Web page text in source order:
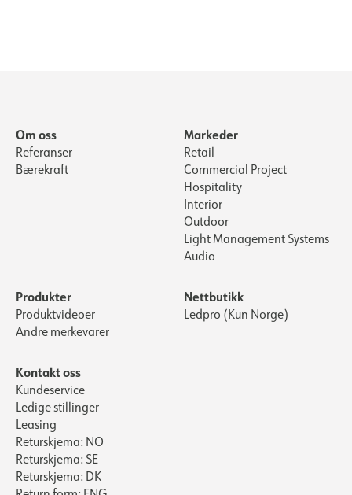
Om oss
Referanser
Bærekraft
Markeder
Retail
Commercial Project
Hospitality
Interior
Outdoor
Light Management Systems
Audio
Produkter
Produktvideoer
Andre merkevarer
Nettbutikk
Ledpro (Kun Norge)
Kontakt oss
Kundeservice
Ledige stillinger
Leasing
Returskjema: NO
Returskjema: SE
Returskjema: DK